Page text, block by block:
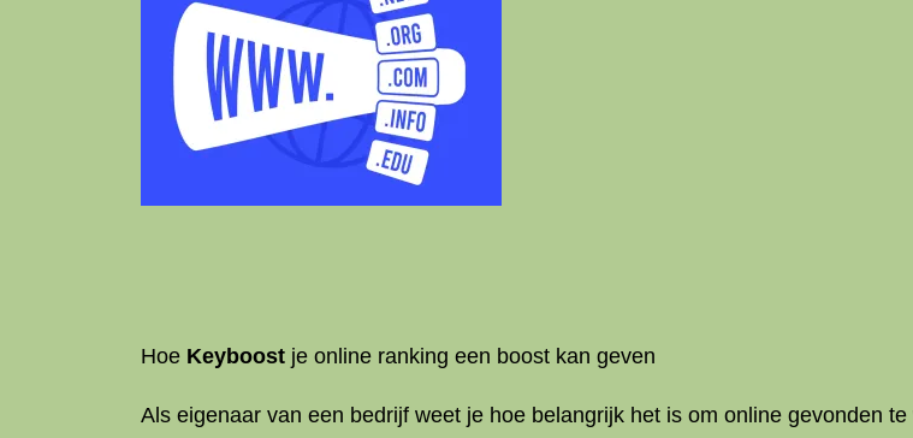
Hoe Keyboost je online ranking een boost kan geven
Als eigenaar van een bedrijf weet je hoe belangrijk het is om online gevonden